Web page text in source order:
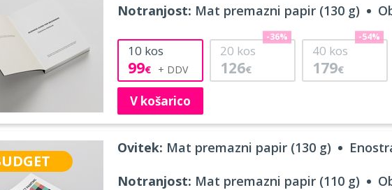
Notranjost: Mat premazni papir (130 g)
10 kos
99€
20 kos
126€
-36%
40 kos
179€
-54%
V košarico
Ovitek: Mat premazni papir (130 g)
Notranjost: Mat premazni papir (110 g)